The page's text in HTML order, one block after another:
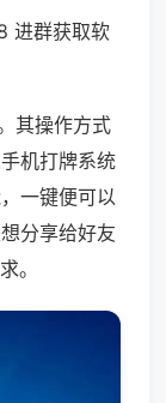
进群获取软
其操作方式
机打牌系统
一键便可以
分享给好友
。